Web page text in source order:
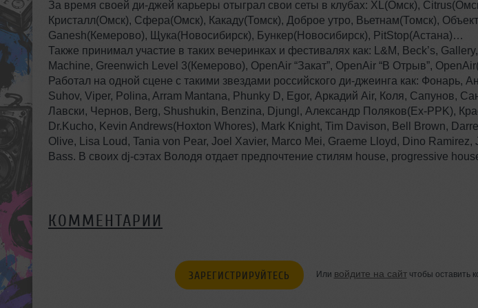
За время своей ди-джей карьеры отыграл свои сеты в клубах: XL(Омск),
Кристалл(Омск), Сфера(Омск), Какаду(Томск), Доброе утро, Вьетнам(Томск),
Ganesh(Кемерово), Щука(Новосибирск), Бункер(Новосибирск), PitStop(Астана)…
Также принимал участие в таких вечеринках и фестивалях как: L&M, Beck’s,
Machine, Greenwich Level 3(Кемерово), OpenAir “Закат”, OpenAir “В Отрыв”,
Работал на одной сцене с такими звездами российского ди-джеинга как: Фонарь,
Suhov, Viper, Polina, Arram Mantana, Phunky D, Egor, Аркадий Air, Коля, Сапунов,
Лавски, Чернов, Berg, Shushukin, Benzina, Djungl, Александр Поляков(Ex-PPK),
Dr.Kucho, Kevin Andrews(Hoxton Whores), Mark Knight, Tim Davison, Bell Brown,
Olive, Lisa Loud, Tania von Pear, Joel Xavier, Marco Mei, Graeme Lloyd, Dino
Bass. В своих dj-сэтах Володя отдает предпочтение стилям house, progressive
КОММЕНТАРИИ
ЗАРЕГИСТРИРУЙТЕСЬ Или войдите на сайтчтобы оставить